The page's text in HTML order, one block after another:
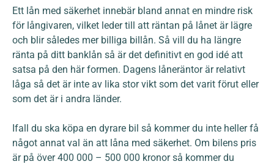
Ett lån med säkerhet innebär bland annat en mindre risk
för långivaren, vilket leder till att räntan på lånet är lägre
och blir således mer billiga billån. Så vill du ha längre
ränta på ditt banklån så är det definitivt en god idé att
satsa på den här formen. Dagens låneräntor är relativt
låga så det är inte av lika stor vikt som det varit förut eller
som det är i andra länder.
Ifall du ska köpa en dyrare bil så kommer du inte heller få
något annat val än att låna med säkerhet. Om bilens pris
är på över 400 000 – 500 000 kronor så kommer du